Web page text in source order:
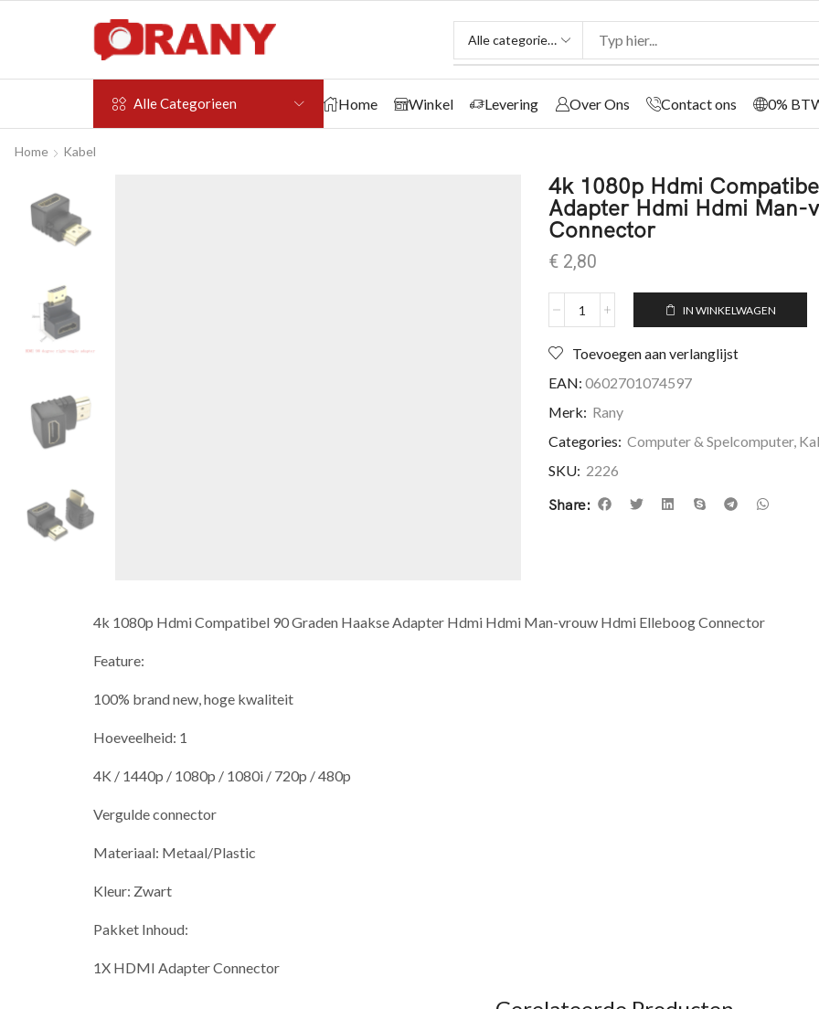
Alle Categorieen Home Winkel Levering Over Ons Contact ons 0%
Home Kabel
4k 1080p Hdmi
Adapter Hdmi Hdmi Man-
Connector
€ 2,80
IN WINKELWAGEN
Toevoegen aan verlanglijst
EAN: 0602701074597
Merk: Rany
Categories: Computer & Spelcomputer,
SKU: 2226
Share:
4k 1080p Hdmi Compatibel 90 Graden Haakse Adapter Hdmi Hdmi Man-vrouw Hdmi Elleboog Connector
Feature:
100% brand new, hoge kwaliteit
Hoeveelheid: 1
4K / 1440p / 1080p / 1080i / 720p / 480p
Vergulde connector
Materiaal: Metaal/Plastic
Kleur: Zwart
Pakket Inhoud:
1X HDMI Adapter Connector